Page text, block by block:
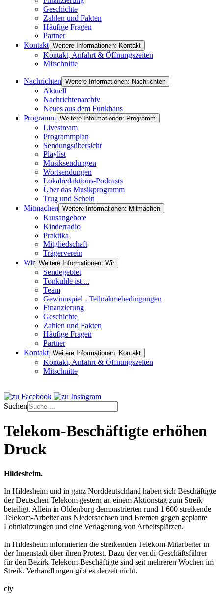
Geschichte
Zahlen und Fakten
Häufige Fragen
Partner
Kontakt Weitere Informationen: Kontakt
Kontakt, Anfahrt & Öffnungszeiten
Mitschnitte
Nachrichten Weitere Informationen: Nachrichten
Aktuell
Nachrichtenarchiv
Neues aus dem Funkhaus
Programm Weitere Informationen: Programm
Livestream
Programmplan
Sendungsübersicht
Playlist
Musiksendungen
Wortsendungen
Lokalredaktions-Podcasts
Über das Musikprogramm
Trug und Schein
Mitmachen Weitere Informationen: Mitmachen
Kursangebote
Kinderradio
Praktika
Mitgliedschaft
Trägerverein
Wir Weitere Informationen: Wir
Sendegebiet
Tonkuhle ist ...
Team
Gewinnspiel - Teilnahmebedingungen
Finanzierung
Geschichte
Zahlen und Fakten
Häufige Fragen
Partner
Kontakt Weitere Informationen: Kontakt
Kontakt, Anfahrt & Öffnungszeiten
Mitschnitte
Suchen
Telekom-Beschäftigte erhöhen
Druck
Hildesheim.
In Hildesheim und in ganz Norddeutschland haben sich Beschäftigte
der Deutschen Telekom gestern an einem Aktionstag zum Streik
beteiligt. Allein in Oldenburg demonstrierten rund 1.600 streikende
Telekom-Arbeiter aus Niedersachsen und Bremen gegen geplante
Lohnkürzungen und eine Verlagerung von Arbeitsplätzen.
In Hildesheim informierten die streikenden Telekom-Mitarbeiter in
der Innenstadt über ihren Protest. Dazu der ver.di-Geschäftsführer
für den Bezirk Telekom-Beschäftigte sind seit mehreren Wochen im
Streik. Verhandlungen gibt es derzeit nicht.
cly